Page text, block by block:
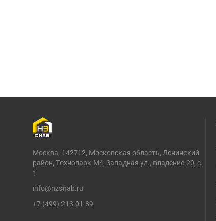
Москва, 142712, Московская область, Ленинский
район, Технопарк М4, Западная ул., владение 20, с.
1
info@nzsnab.ru
+7 (499) 213-01-89